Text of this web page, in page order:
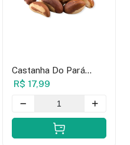
Castanha Do Pará
Média Sem Casca -
100g
R$ 17,99